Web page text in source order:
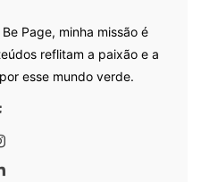
Page, minha missão é
reflitam a paixão e a
esse mundo verde.